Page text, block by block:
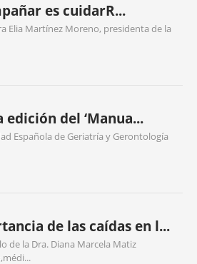
es cuidarR...
Elia Martínez Moreno, presidenta de la
edición del ‘Manua...
Española de Geriatría y Gerontología
de las caídas en l...
de la Dra. Diana Marcela Matiz